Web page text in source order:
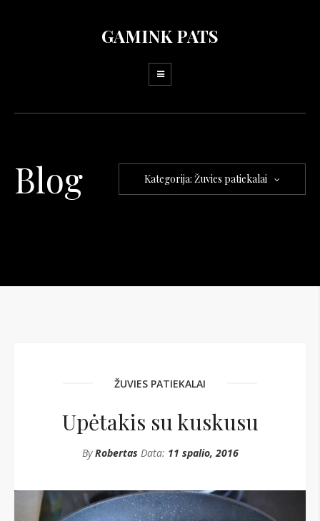
GAMINK PATS
Blog Kategorija: Žuvies patiekalai
ŽUVIES PATIEKALAI
Upėtakis su kuskusu
ByRobertas Data: 11 spalio, 2016